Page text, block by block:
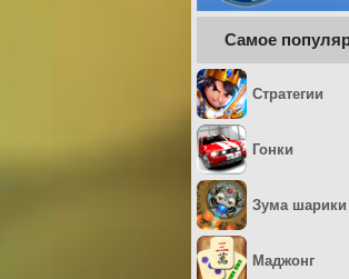
Самое
Стратегии
Гонки
Зума шарики
Маджонг